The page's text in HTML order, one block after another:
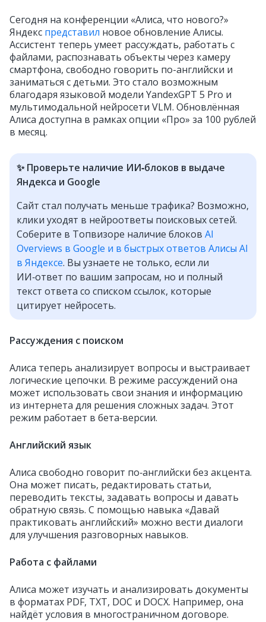
Сегодня на конференции «Алиса, что нового?»
Яндекс представил новое обновление Алисы.
Ассистент теперь умеет рассуждать, работать с
файлами, распознавать объекты через камеру
смартфона, свободно говорить по-английски и
заниматься с детьми. Это стало возможным
благодаря языковой модели YandexGPT 5 Pro и
мультимодальной нейросети VLM. Обновлённая
Алиса доступна в рамках опции «Про» за 100 рублей
в месяц.
✨ Проверьте наличие ИИ‑блоков в выдаче
Яндекса и Google
Сайт стал получать меньше трафика? Возможно,
клики уходят в нейроответы поисковых сетей.
Соберите в Топвизоре наличие блоков AI
Overviews в Google и в быстрых ответов Алисы AI
в Яндексе. Вы узнаете не только, если ли
ИИ‑ответ по вашим запросам, но и полный
текст ответа со списком ссылок, которые
цитирует нейросеть.
Рассуждения с поиском
Алиса теперь анализирует вопросы и выстраивает
логические цепочки. В режиме рассуждений она
может использовать свои знания и информацию
из интернета для решения сложных задач. Этот
режим работает в бета‑версии.
Английский язык
Алиса свободно говорит по‑английски без акцента.
Она может писать, редактировать статьи,
переводить тексты, задавать вопросы и давать
обратную связь. С помощью навыка «Давай
практиковать английский» можно вести диалоги
для улучшения разговорных навыков.
Работа с файлами
Алиса может изучать и анализировать документы
в форматах PDF, TXT, DOC и DOCX. Например, она
найдёт условия в многостраничном договоре.